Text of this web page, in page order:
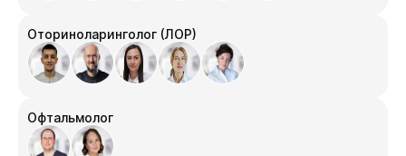
Оториноларинголог (ЛОР)
Офтальмолог